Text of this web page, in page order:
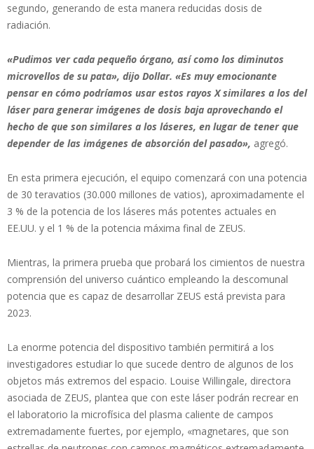
segundo, generando de esta manera reducidas dosis de
radiación.
«Pudimos ver cada pequeño órgano, así como los diminutos
microvellos de su pata», dijo Dollar. «Es muy emocionante
pensar en cómo podríamos usar estos rayos X similares a los del
láser para generar imágenes de dosis baja aprovechando el
hecho de que son similares a los láseres, en lugar de tener que
depender de las imágenes de absorción del pasado», agregó.
En esta primera ejecución, el equipo comenzará con una potencia
de 30 teravatios (30.000 millones de vatios), aproximadamente el
3 % de la potencia de los láseres más potentes actuales en
EE.UU. y el 1 % de la potencia máxima final de ZEUS.
Mientras, la primera prueba que probará los cimientos de nuestra
comprensión del universo cuántico empleando la descomunal
potencia que es capaz de desarrollar ZEUS está prevista para
2023.
La enorme potencia del dispositivo también permitirá a los
investigadores estudiar lo que sucede dentro de algunos de los
objetos más extremos del espacio. Louise Willingale, directora
asociada de ZEUS, plantea que con este láser podrán recrear en
el laboratorio la microfísica del plasma caliente de campos
extremadamente fuertes, por ejemplo, «magnetares, que son